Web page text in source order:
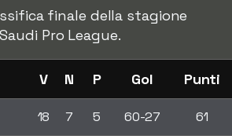
finale della stagione
Pro League.
V N P Gol Punti
18 7 5 60-27 61